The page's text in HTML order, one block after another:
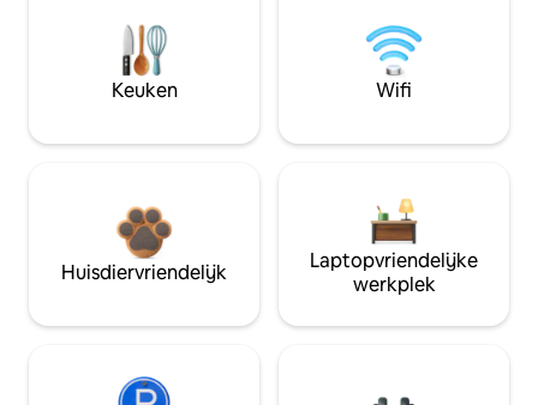
Keuken Wifi
Huisdiervriendelijk
Laptopvriendelijke
werkplek